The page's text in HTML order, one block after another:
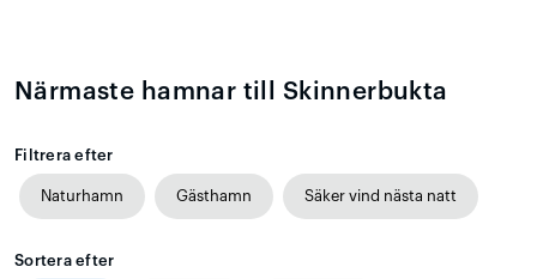
Närmaste hamnar till Skinnerbukta
Filtrera efter
Naturhamn Gästhamn Säker vind nästa natt
Sortera efter